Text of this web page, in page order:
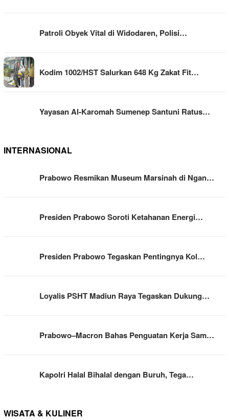
Patroli Obyek Vital di Widodaren, Polisi…
Kodim 1002/HST Salurkan 648 Kg Zakat Fit…
Yayasan Al-Karomah Sumenep Santuni Ratus…
INTERNASIONAL
Prabowo Resmikan Museum Marsinah di Ngan…
Presiden Prabowo Soroti Ketahanan Energi…
Presiden Prabowo Tegaskan Pentingnya Kol…
Loyalis PSHT Madiun Raya Tegaskan Dukung…
Prabowo–Macron Bahas Penguatan Kerja Sam…
Kapolri Halal Bihalal dengan Buruh, Tega…
WISATA & KULINER